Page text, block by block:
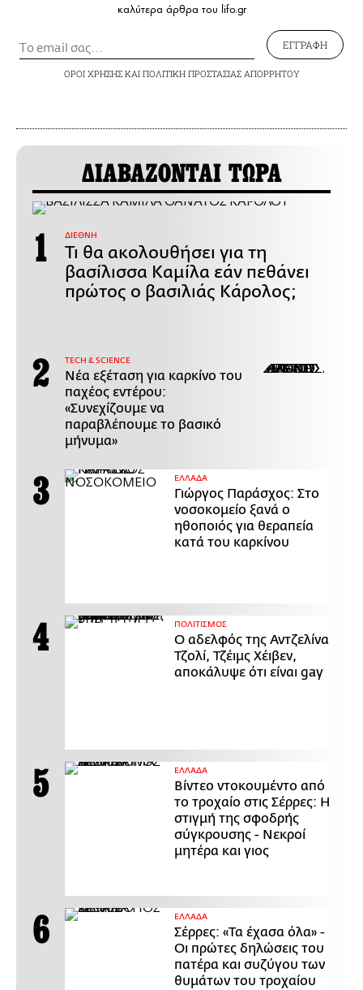
καλύτερα άρθρα του lifo.gr
ΕΓΓΡΑΦΗ
ΟΡΟΙ ΧΡΗΣΗΣΚΑΙ ΠΟΛΙΤΙΚΗ ΠΡΟΣΤΑΣΙΑΣ ΑΠΟΡΡΗΤΟΥ
ΔΙΑΒΑΖΟΝΤΑΙ ΤΩΡΑ
ΔΙΕΘΝΗ
Τι θα ακολουθήσει για τη
βασίλισσα Καμίλα εάν πεθάνει
πρώτος ο βασιλιάς Κάρολος;
ΤECH & SCIENCE
Νέα εξέταση για καρκίνο του
παχέος εντέρου:
«Συνεχίζουμε να
παραβλέπουμε το βασικό
μήνυμα»
ΕΛΛΑΔΑ
Γιώργος Παράσχος: Στο
νοσοκομείο ξανά ο
ηθοποιός για θεραπεία
κατά του καρκίνου
ΠΟΛΙΤΙΣΜΟΣ
Ο αδελφός της Αντζελίνα
Τζολί, Τζέιμς Χέιβεν,
αποκάλυψε ότι είναι gay
ΕΛΛΑΔΑ
Βίντεο ντοκουμέντο από
το τροχαίο στις Σέρρες: Η
στιγμή της σφοδρής
σύγκρουσης - Νεκροί
μητέρα και γιος
ΕΛΛΑΔΑ
Σέρρες: «Τα έχασα όλα» -
Οι πρώτες δηλώσεις του
πατέρα και συζύγου των
θυμάτων του τροχαίου